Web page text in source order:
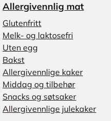
Allergivennlig mat
Glutenfritt
Melk- og laktosefri
Uten egg
Bakst
Allergivennlige kaker
Middag og tilbehør
Snacks og søtsaker
Allergivennlige julekaker